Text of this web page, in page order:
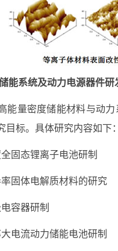
能系统及动力电源器件研
能量密度储能材料与动
目标。具体研究内容如下：
固态锂离子电池研制
固体电解质材料的研究
容器研制
电流动力储能电池研制